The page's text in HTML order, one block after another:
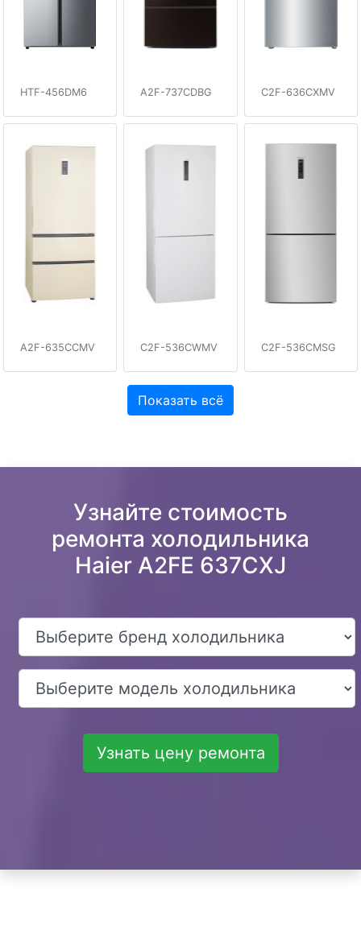
HTF-456DM6 A2F-737CDBG C2F-636CXMV
A2F-635CCMV C2F-536CWMV C2F-536CMSG
Показать всё
Узнайте стоимость
ремонта холодильника
Haier A2FE 637CXJ
Узнать цену ремонта